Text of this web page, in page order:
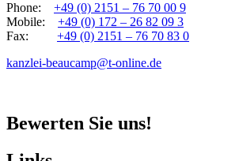
Phone: +49 (0) 2151 – 76 70 00 9
Mobile: +49 (0) 172 – 26 82 09 3
Fax: +49 (0) 2151 – 76 70 83 0
kanzlei-beaucamp@t-online.de
Bewerten Sie uns!